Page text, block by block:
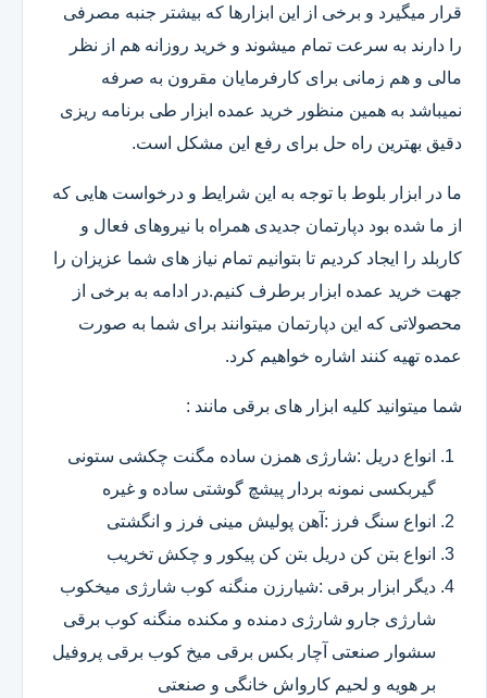
قرار میگیرد و برخی از این ابزارها که بیشتر جنبه مصرفی
را دارند به سرعت تمام میشوند و خرید روزانه هم از نظر
مالی و هم زمانی برای کارفرمایان مقرون به صرفه
نمیباشد به همین منظور خرید عمده ابزار طی برنامه ریزی
دقیق بهترین راه حل برای رفع این مشکل است.
ما در ابزار بلوط با توجه به این شرایط و درخواست هایی که
از ما شده بود دپارتمان جدیدی همراه با نیروهای فعال و
کاربلد را ایجاد کردیم تا بتوانیم تمام نیاز های شما عزیزان را
جهت خرید عمده ابزار برطرف کنیم.در ادامه به برخی از
محصولاتی که این دپارتمان میتوانند برای شما به صورت
عمده تهیه کنند اشاره خواهیم کرد.
شما میتوانید کلیه ابزار های برقی مانند :
انواع دریل :شارژی همزن ساده مگنت چکشی ستونی
گیربکسی نمونه بردار پیشچ گوشتی ساده و غیره
انواع سنگ فرز :آهن پولیش مینی فرز و انگشتی
انواع بتن کن دریل بتن کن پیکور و چکش تخریب
دیگر ابزار برقی :شیارزن منگنه کوب شارژی میخکوب
شارژی جارو شارژی دمنده و مکنده منگنه کوب برقی
سشوار صنعتی آچار بکس برقی میخ کوب برقی پروفیل
بر هویه و لحیم کارواش خانگی و صنعتی